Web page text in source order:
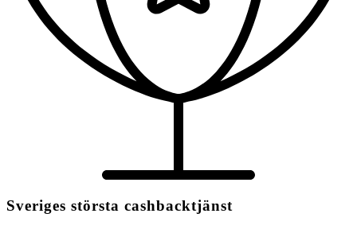
Sveriges största cashbacktjänst